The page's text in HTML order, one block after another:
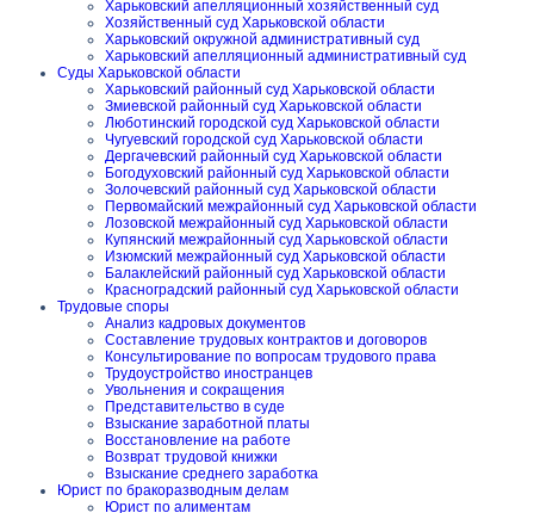
Харьковский апелляционный хозяйственный суд
Хозяйственный суд Харьковской области
Харьковский окружной административный суд
Харьковский апелляционный административный суд
Суды Харьковской области
Харьковский районный суд Харьковской области
Змиевской районный суд Харьковской области
Люботинский городской суд Харьковской области
Чугуевский городской суд Харьковской области
Дергачевский районный суд Харьковской области
Богодуховский районный суд Харьковской области
Золочевский районный суд Харьковской области
Первомайский межрайонный суд Харьковской области
Лозовской межрайонный суд Харьковской области
Купянский межрайонный суд Харьковской области
Изюмский межрайонный суд Харьковской области
Балаклейский районный суд Харьковской области
Красноградский районный суд Харьковской области
Трудовые споры
Анализ кадровых документов
Составление трудовых контрактов и договоров
Консультирование по вопросам трудового права
Трудоустройство иностранцев
Увольнения и сокращения
Представительство в суде
Взыскание заработной платы
Восстановление на работе
Возврат трудовой книжки
Взыскание среднего заработка
Юрист по бракоразводным делам
Юрист по алиментам